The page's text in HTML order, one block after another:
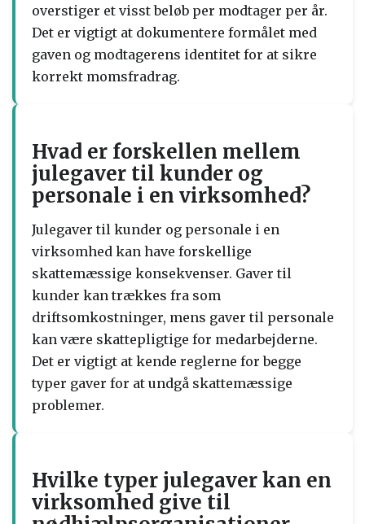
overstiger et visst beløb per modtager per år.
Det er vigtigt at dokumentere formålet med
gaven og modtagerens identitet for at sikre
korrekt momsfradrag.
Hvad er forskellen mellem
julegaver til kunder og
personale i en virksomhed?
Julegaver til kunder og personale i en
virksomhed kan have forskellige
skattemæssige konsekvenser. Gaver til
kunder kan trækkes fra som
driftsomkostninger, mens gaver til personale
kan være skattepligtige for medarbejderne.
Det er vigtigt at kende reglerne for begge
typer gaver for at undgå skattemæssige
problemer.
Hvilke typer julegaver kan en
virksomhed give til